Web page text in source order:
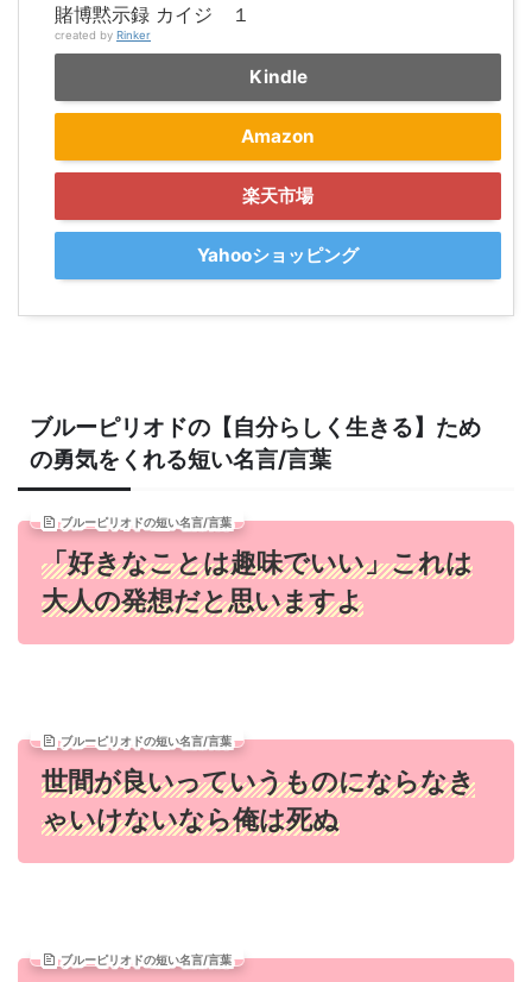
賭博黙示録 カイジ １
created by Rinker
Kindle
Amazon
楽天市場
Yahooショッピング
ブルーピリオドの【自分らしく生きる】ため
の勇気をくれる短い名言/言葉
ブルーピリオドの短い名言/言葉
「好きなことは趣味でいい」これは
大人の発想だと思いますよ
ブルーピリオドの短い名言/言葉
世間が良いっていうものにならなき
ゃいけないなら俺は死ぬ
ブルーピリオドの短い名言/言葉